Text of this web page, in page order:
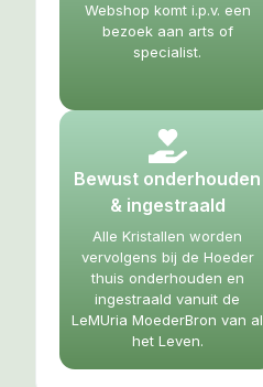
Webshop komt i.p.v. een
bezoek aan arts of
specialist.
Bewust onderhouden
& ingestraald
Alle Kristallen worden
vervolgens bij de Hoeder
thuis onderhouden en
ingestraald vanuit de
LeMUria MoederBron van al
het Leven.